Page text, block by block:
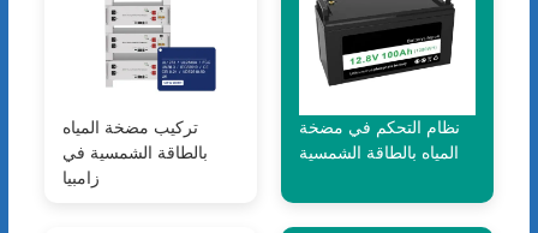
تركيب مضخة المياه
بالطاقة الشمسية في
زامبيا
نظام التحكم في مضخة
المياه بالطاقة الشمسية